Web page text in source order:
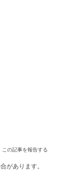
この記事を報告する
があります。